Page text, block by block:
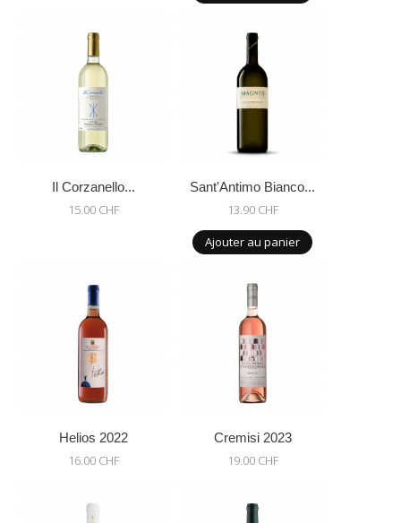
Il Corzanello...
15.00 CHF
Sant'Antimo Bianco...
13.90 CHF
Ajouter au panier
Helios 2022
16.00 CHF
Cremisi 2023
19.00 CHF